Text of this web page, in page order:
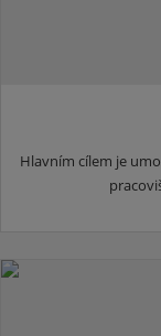
Hlavním cílem je